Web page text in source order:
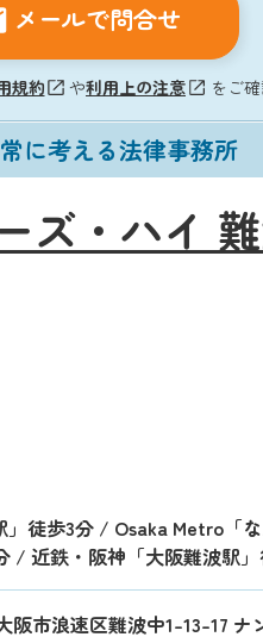
メールで問合せ
規約 や利用上の注意 をご
に考える法律事務所
ズ・ハイ
」徒歩3分 / Osaka Metro「
/ 近鉄・阪神「大阪難波駅
阪市浪速区難波中1-13-17 ナ